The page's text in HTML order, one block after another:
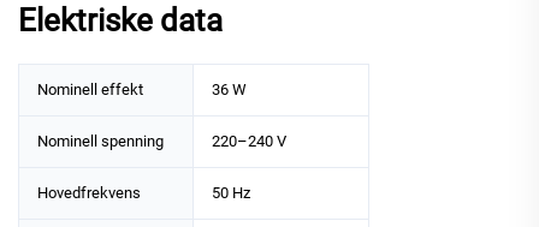
Elektriske data
Nominell effekt 36 W
Nominell spenning 220–240 V
Hovedfrekvens 50 Hz